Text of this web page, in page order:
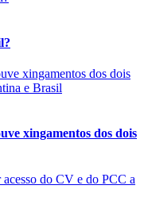
xingamentos dos dois